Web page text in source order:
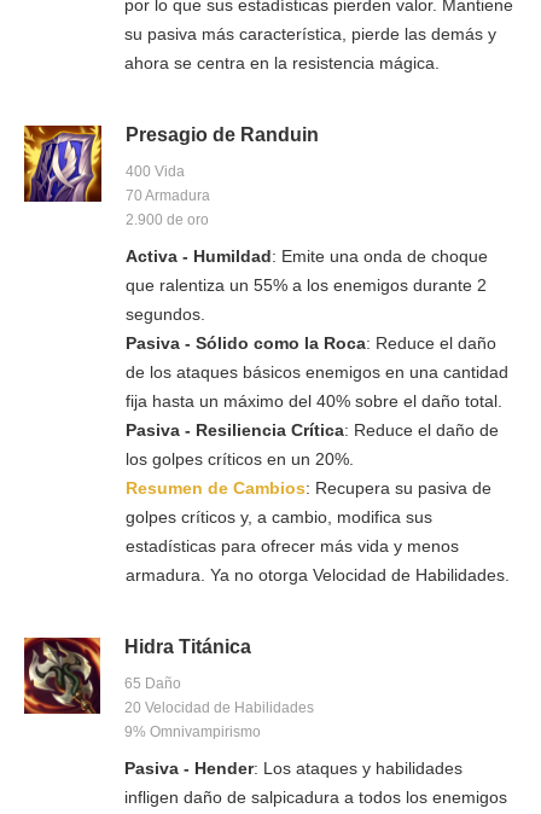
por lo que sus estadísticas pierden valor. Mantiene
su pasiva más característica, pierde las demás y
ahora se centra en la resistencia mágica.
Presagio de Randuin
400 Vida
70 Armadura
2.900 de oro
Activa - Humildad: Emite una onda de choque
que ralentiza un 55% a los enemigos durante 2
segundos.
Pasiva - Sólido como la Roca: Reduce el daño
de los ataques básicos enemigos en una cantidad
fija hasta un máximo del 40% sobre el daño total.
Pasiva - Resiliencia Crítica: Reduce el daño de
los golpes críticos en un 20%.
Resumen de Cambios: Recupera su pasiva de
golpes críticos y, a cambio, modifica sus
estadísticas para ofrecer más vida y menos
armadura. Ya no otorga Velocidad de Habilidades.
Hidra Titánica
65 Daño
20 Velocidad de Habilidades
9% Omnivampirismo
Pasiva - Hender: Los ataques y habilidades
infligen daño de salpicadura a todos los enemigos